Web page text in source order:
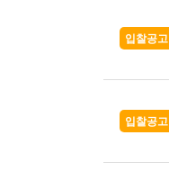
입찰공고
입찰공고